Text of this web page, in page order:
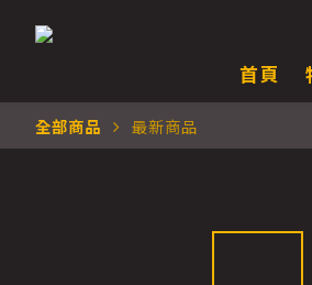
首頁
全部商品 最新商品